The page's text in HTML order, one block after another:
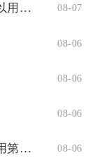
庆祝攻城掠地武斗会胜利我们可以用什么方式 08-07
08-06
08-06
08-06
如何在斗罗大陆游戏中开启并使用第二魂技 08-06